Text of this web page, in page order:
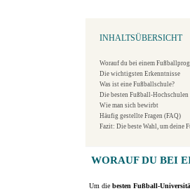
INHALTSÜBERSICHT
Worauf du bei einem
Die wichtigsten Erkenntnisse
Was ist eine Fußballschule?
Die besten Fußball-
Wie man sich bewirbt
Häufig gestellte Fragen (FAQ)
Fazit: Die beste Wahl, um deine
WORAUF DU BEI
Um die besten Fußball-